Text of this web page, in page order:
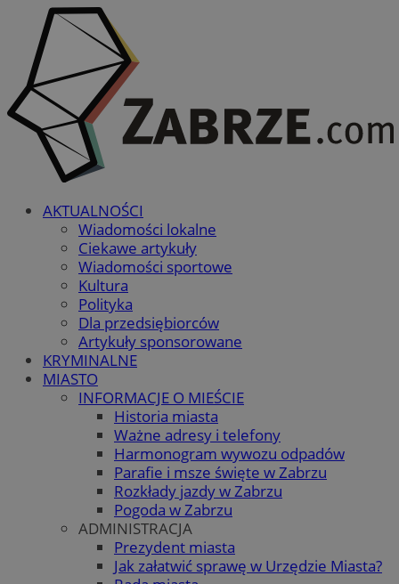
AKTUALNOŚCI
Wiadomości lokalne
Ciekawe artykuły
Wiadomości sportowe
Kultura
Polityka
Dla przedsiębiorców
Artykuły sponsorowane
KRYMINALNE
MIASTO
INFORMACJE O MIEŚCIE
Historia miasta
Ważne adresy i telefony
Harmonogram wywozu odpadów
Parafie i msze święte w Zabrzu
Rozkłady jazdy w Zabrzu
Pogoda w Zabrzu
ADMINISTRACJA
Prezydent miasta
Jak załatwić sprawę w Urzędzie Miasta?